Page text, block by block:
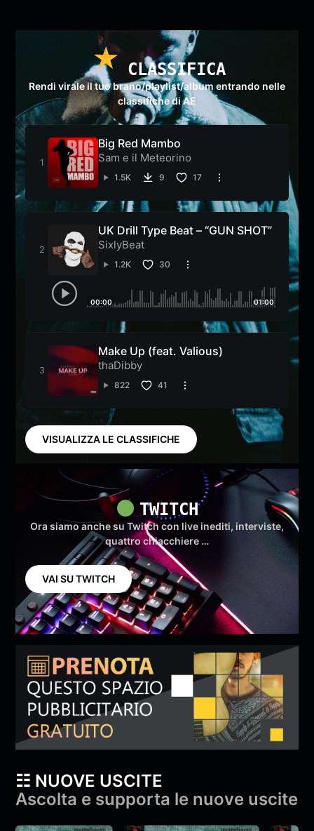
CLASSIFICA
Rendi virale il tuo brano/playlist/album entrando nelle
classifiche di AE
Big Red Mambo
Sam e il Meteorino
1.5K 9 17
UK Drill Type Beat – “GUN SHOT”
SixlyBeat
1.2K 30
00:00 01:00
Make Up (feat. Valious)
thaDibby
822 41
VISUALIZZA LE CLASSIFICHE
TWITCH
Ora siamo anche su Twitch con live inediti, interviste,
quattro chiacchiere …
VAI SU TWITCH
☷ NUOVE USCITE
Ascolta e supporta le nuove uscite